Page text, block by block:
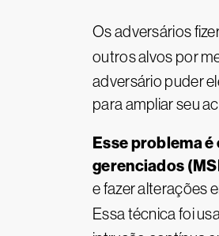
Os adversários
outros alvos por
adversário puder
para ampliar seu
Esse problema
gerenciados
e fazer alterações
Essa técnica foi